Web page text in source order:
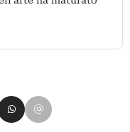
LinkedIn
su Pinterest
su WhatsApp
Condividi su Email